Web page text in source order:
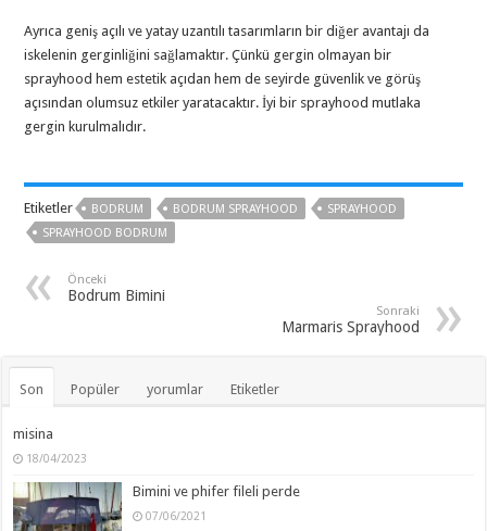
Ayrıca geniş açılı ve yatay uzantılı tasarımların bir diğer avantajı da
iskelenin gerginliğini sağlamaktır. Çünkü gergin olmayan bir
sprayhood hem estetik açıdan hem de seyirde güvenlik ve görüş
açısından olumsuz etkiler yaratacaktır. İyi bir sprayhood mutlaka
gergin kurulmalıdır.
Etiketler BODRUM BODRUM SPRAYHOOD
SPRAYHOOD
SPRAYHOOD BODRUM
Önceki
Bodrum Bimini
Sonraki
Marmaris Sprayhood
Son Popüler yorumlar Etiketler
misina
18/04/2023
Bimini ve phifer fileli perde
07/06/2021